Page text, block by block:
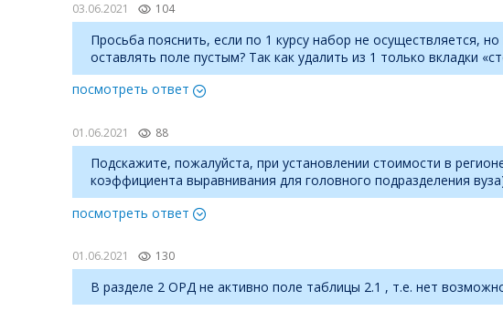
03.06.2021 104
Просьба пояснить, если по 1 курсу набор не осуществляется,
оставлять поле пустым? Так как удалить из 1 только вкладки
посмотреть ответ
01.06.2021 88
Подскажите, пожалуйста, при установлении стоимости в
коэффициента выравнивания для головного подразделения
посмотреть ответ
01.06.2021 130
В разделе 2 ОРД не активно поле таблицы 2.1 , т.е. нет